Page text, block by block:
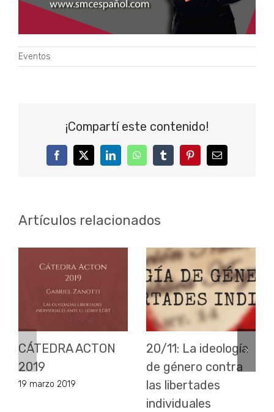
Eventos
¡Compartí este contenido!
FacebookTwitterLinkedInWhatsAppTumblrPinterestCorreo
electrónico
Artículos relacionados
CÁTEDRA ACTON
2019
19 marzo 2019
20/11: La ideología
de género contra
las libertades
individuales